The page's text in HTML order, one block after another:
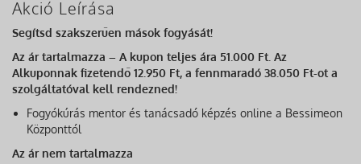
Akció Leírása
Segítsd szakszerűen mások fogyását!
Az ár tartalmazza – A kupon teljes ára 51.000 Ft. Az
Alkuponnak fizetendő 12.950 Ft, a fennmaradó 38.050 Ft-ot a
szolgáltatóval kell rendezned!
Fogyókúrás mentor és tanácsadó képzés online a Bessimeon
Központtól
Az ár nem tartalmazza